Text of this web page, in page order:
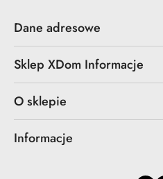
Dane adresowe
Sklep XDom Informacje
O sklepie
Informacje